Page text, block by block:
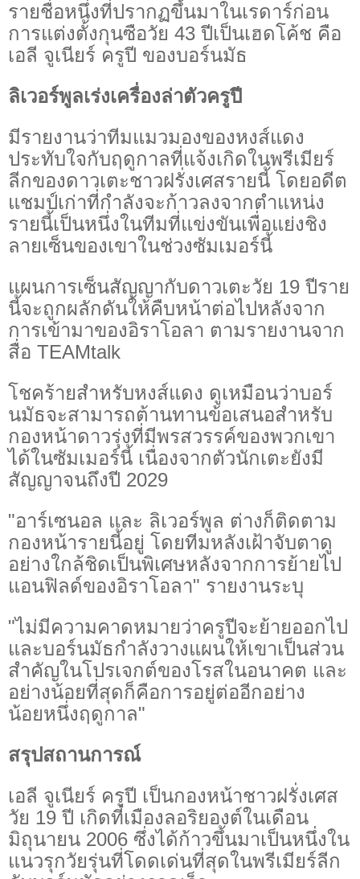
รายชื่อหนึ่งที่ปรากฏขึ้นมาในเรดาร์ก่อน
การแต่งตั้งกุนซือวัย 43 ปีเป็นเฮดโค้ช คือ
เอลี จูเนียร์ ครูปี ของบอร์นมัธ
ลิเวอร์พูลเร่งเครื่องล่าตัวครูปี
มีรายงานว่าทีมแมวมองของหงส์แดง
ประทับใจกับฤดูกาลที่แจ้งเกิดในพรีเมียร์
ลีกของดาวเตะชาวฝรั่งเศสรายนี้ โดยอดีต
แชมป์เก่าที่กำลังจะก้าวลงจากตำแหน่ง
รายนี้เป็นหนึ่งในทีมที่แข่งขันเพื่อแย่งชิง
ลายเซ็นของเขาในช่วงซัมเมอร์นี้
แผนการเซ็นสัญญากับดาวเตะวัย 19 ปีราย
นี้จะถูกผลักดันให้คืบหน้าต่อไปหลังจาก
การเข้ามาของอิราโอลา ตามรายงานจาก
สื่อ TEAMtalk
โชคร้ายสำหรับหงส์แดง ดูเหมือนว่าบอร์
นมัธจะสามารถต้านทานข้อเสนอสำหรับ
กองหน้าดาวรุ่งที่มีพรสวรรค์ของพวกเขา
ได้ในซัมเมอร์นี้ เนื่องจากตัวนักเตะยังมี
สัญญาจนถึงปี 2029
"อาร์เซนอล และ ลิเวอร์พูล ต่างก็ติดตาม
กองหน้ารายนี้อยู่ โดยทีมหลังเฝ้าจับตาดู
อย่างใกล้ชิดเป็นพิเศษหลังจากการย้ายไป
แอนฟิลด์ของอิราโอลา" รายงานระบุ
"ไม่มีความคาดหมายว่าครูปีจะย้ายออกไป
และบอร์นมัธกำลังวางแผนให้เขาเป็นส่วน
สำคัญในโปรเจกต์ของโรสในอนาคต และ
อย่างน้อยที่สุดก็คือการอยู่ต่ออีกอย่าง
น้อยหนึ่งฤดูกาล"
สรุปสถานการณ์
เอลี จูเนียร์ ครูปี เป็นกองหน้าชาวฝรั่งเศส
วัย 19 ปี เกิดที่เมืองลอริยองต์ในเดือน
มิถุนายน 2006 ซึ่งได้ก้าวขึ้นมาเป็นหนึ่งใน
แนวรุกวัยรุ่นที่โดดเด่นที่สุดในพรีเมียร์ลีก